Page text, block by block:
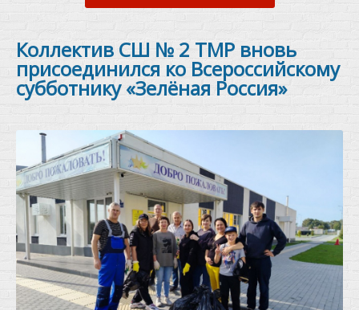
Коллектив СШ № 2 ТМР вновь
присоединился ко Всероссийскому
субботнику «Зелёная Россия»